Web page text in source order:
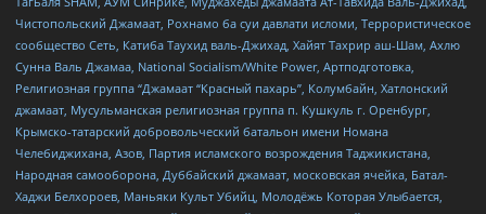
Чистопольский Джамаат, Рохнамо ба суи давлати исломи, Террористическое
сообщество Сеть, Катиба Таухид валь-Джихад, Хайят Тахрир аш-Шам, Ахлю
Сунна Валь Джамаа, National Socialism/White Power, Артподготовка,
Религиозная группа “Джамаат “Красный пахарь”, Колумбайн, Хатлонский
джамаат, Мусульманская религиозная группа п. Кушкуль г. Оренбург,
Крымско-татарский добровольческий батальон имени Номана
Челебиджихана, Азов, Партия исламского возрождения Таджикистана,
Народная самооборона, Дуббайский джамаат, московская ячейка, Батал-
Хаджи Белхороев, Маньяки Культ Убийц, Молодёжь Которая Улыбается,